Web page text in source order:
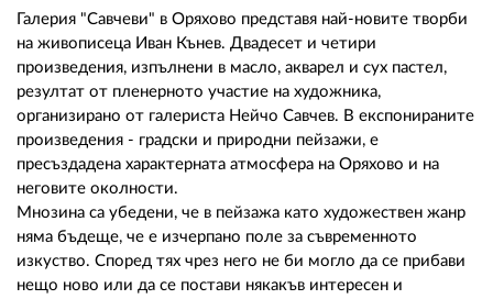
Галерия "Савчеви" в Оряхово представя най-новите творби
на живописеца Иван Кънев. Двадесет и четири
произведения, изпълнени в масло, акварел и сух пастел,
резултат от пленерното участие на художника,
организирано от галериста Нейчо Савчев. В експонираните
произведения - градски и природни пейзажи, е
пресъздадена характерната атмосфера на Оряхово и на
неговите околности.
Мнозина са убедени, че в пейзажа като художествен жанр
няма бъдеще, че е изчерпано поле за съвременното
изкуство. Според тях чрез него не би могло да се прибави
нещо ново или да се постави някакъв интересен и
КОНТАКТИ
РЕКЛАМА
АБОНАМЕНТ
УСЛОВИЯ ЗА ПОЛЗВАНЕ
ПОЛИТИКА ЗА БИСКВИТКИТЕ
ПОЛИТИКАТА ЗА
ПОВЕРИТЕЛНОСТ